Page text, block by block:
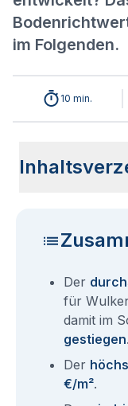
im Folgenden.
10 min.
Der
für
damit im
gestiegen.
Der
€/m².